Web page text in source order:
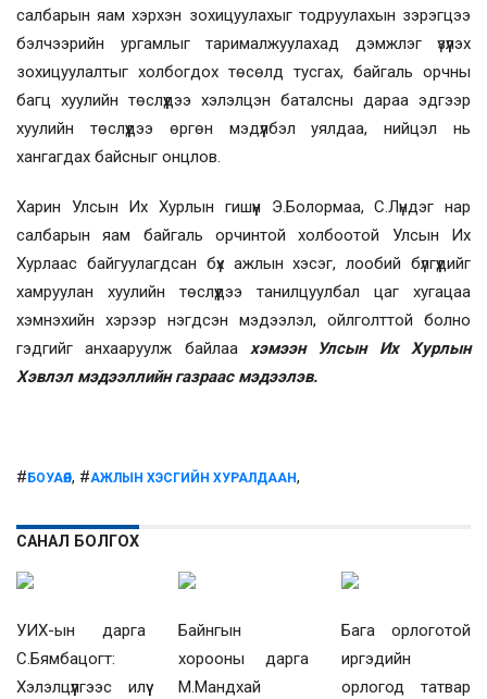
салбарын яам хэрхэн зохицуулахыг тодруулахын зэрэгцээ
бэлчээрийн ургамлыг тарималжуулахад дэмжлэг үзүүлэх
зохицуулалтыг холбогдох төсөлд тусгах, байгаль орчны
багц хуулийн төслүүдээ хэлэлцэн баталсны дараа эдгээр
хуулийн төслүүдээ өргөн мэдүүлбэл уялдаа, нийцэл нь
хангагдах байсныг онцлов.
Харин Улсын Их Хурлын гишүүн Э.Болормаа, С.Лүндэг нар
салбарын яам байгаль орчинтой холбоотой Улсын Их
Хурлаас байгуулагдсан бүх ажлын хэсэг, лообий бүлгүүдийг
хамруулан хуулийн төслүүдээ танилцуулбал цаг хугацаа
хэмнэхийн хэрээр нэгдсэн мэдээлэл, ойлголттой болно
гэдгийг анхааруулж байлаа хэмээн Улсын Их Хурлын
Хэвлэл мэдээллийн газраас мэдээлэв.
# БОУАӨЯ, #АЖЛЫН ХЭСГИЙН ХУРАЛДААН,
САНАЛ БОЛГОХ
УИХ-ын дарга
С.Бямбацогт:
Хэлэлцүүлгээс илүү
Байнгын
хорооны дарга
М.Мандхай
Бага орлоготой
иргэдийн
орлогод татвар